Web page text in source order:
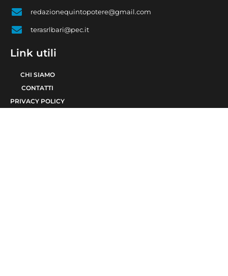
redazionequintopotere@gmail.com
terasrlbari@pec.it
Link utili
CHI SIAMO
CONTATTI
PRIVACY POLICY